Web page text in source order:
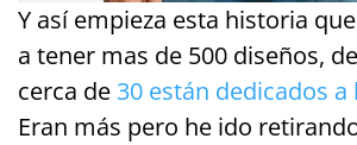
Y así empieza esta historia
a tener mas de 500 diseños,
cerca de 30 están dedicados
Eran más pero he ido